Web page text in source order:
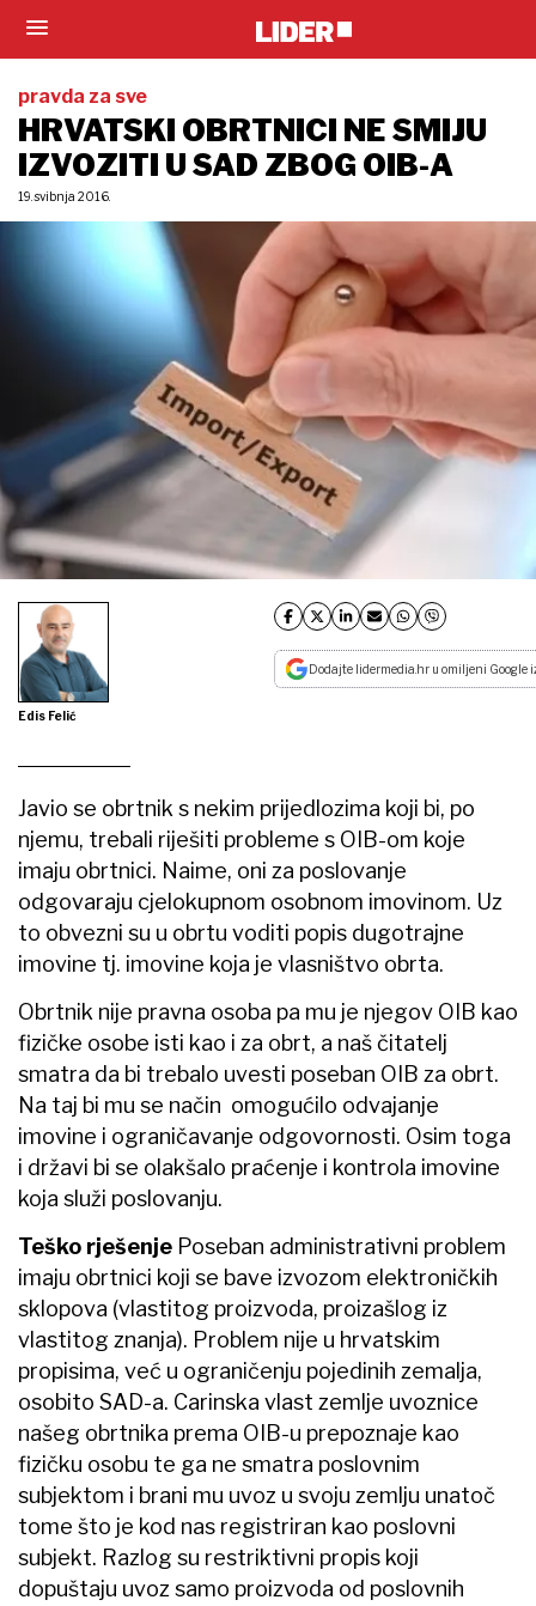
pravda za sve
HRVATSKI OBRTNICI NE SMIJU
IZVOZITI U SAD ZBOG OIB-A
19. svibnja 2016.
Edis Felić
Dodajte lidermedia.hr u omiljeni Google
Javio se obrtnik s nekim prijedlozima koji bi, po
njemu, trebali riješiti probleme s OIB-om koje
imaju obrtnici. Naime, oni za poslovanje
odgovaraju cjelokupnom osobnom imovinom. Uz
to obvezni su u obrtu voditi popis dugotrajne
imovine tj. imovine koja je vlasništvo obrta.
Obrtnik nije pravna osoba pa mu je njegov OIB kao
fizičke osobe isti kao i za obrt, a naš čitatelj
smatra da bi trebalo uvesti poseban OIB za obrt.
Na taj bi mu se način omogućilo odvajanje
imovine i ograničavanje odgovornosti. Osim toga
i državi bi se olakšalo praćenje i kontrola imovine
koja služi poslovanju.
Teško rješenje Poseban administrativni problem
imaju obrtnici koji se bave izvozom elektroničkih
sklopova (vlastitog proizvoda, proizašlog iz
vlastitog znanja). Problem nije u hrvatskim
propisima, već u ograničenju pojedinih zemalja,
osobito SAD-a. Carinska vlast zemlje uvoznice
našeg obrtnika prema OIB-u prepoznaje kao
fizičku osobu te ga ne smatra poslovnim
subjektom i brani mu uvoz u svoju zemlju unatoč
tome što je kod nas registriran kao poslovni
subjekt. Razlog su restriktivni propis koji
dopuštaju uvoz samo proizvoda od poslovnih